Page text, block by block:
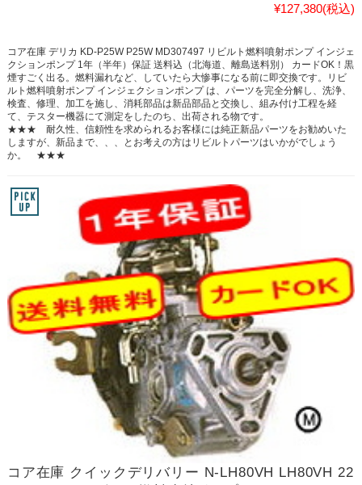
¥127,380(税込)
コア在庫 デリカ KD-P25W P25W MD307497 リビルト燃料噴射ポンプ インジェ
クションポンプ 1年（半年）保証 送料込（北海道、離島送料別） カードOK！黒
煙すごく出る。燃料漏れなど、していたら大惨事になる前に即交換です。リビ
ルト燃料噴射ポンプ インジェクションポンプ は、パーツを完全分解し、洗浄、
検査、修理、加工を施し、消耗部品は新品部品と交換し、組み付け工程を経
て、テスター機器にて測定をしたのち、出荷される物です。
★★★ 耐久性、信頼性を求められるお客様には純正新品パーツをお勧めいた
しますが、新品まで、、、とお考えの方はリビルトパーツはいかがでしょう
か。 ★★★
コア在庫 クイックデリバリー N-LH80VH LH80VH 22